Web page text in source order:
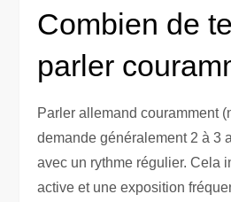
Combien de
parler
Parler allemand couramment
demande généralement 2 à 3
avec un rythme régulier. Cela
active et une exposition